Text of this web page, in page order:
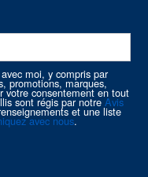
moi, y compris par
promotions, marques,
votre consentement en tout
sont régis par notre Avis
et une liste
avec nous.